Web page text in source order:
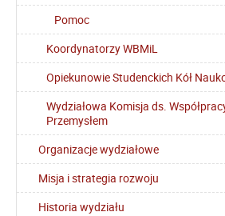
Pomoc
Koordynatorzy WBMiL
Opiekunowie Studenckich Kół
Wydziałowa Komisja ds.
Przemysłem
Organizacje wydziałowe
Misja i strategia rozwoju
Historia wydziału